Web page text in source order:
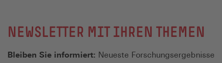
NEWSLETTER MIT IHREN THEMEN
Bleiben Sie informiert: Neueste Forschungsergebnisse